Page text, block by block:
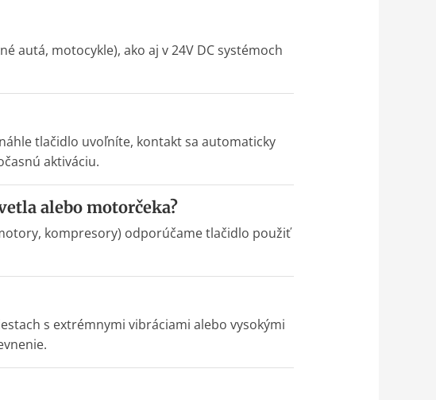
autá, motocykle), ako aj v 24V DC systémoch
tlačidlo uvoľníte, kontakt sa automaticky
aktiváciu.
alebo motorčeka?
kompresory) odporúčame tlačidlo použiť
s extrémnymi vibráciami alebo vysokými